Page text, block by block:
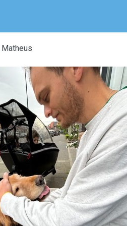
Matheus